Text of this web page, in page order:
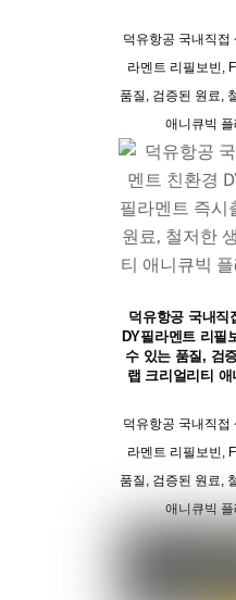
덕유항공 국내직접
라멘트 리필보빈,
품질, 검증된 원료,
애니큐빅
덕유항공 국내직
DY필라멘트 리필
수 있는 품질, 검
랩 크리얼리티
덕유항공 국내직접
라멘트 리필보빈,
품질, 검증된 원료,
애니큐빅